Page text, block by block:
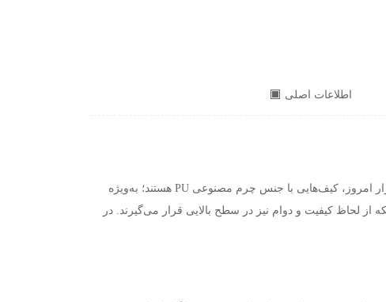
اطلاعات اصلی
امروز، کیف‌هایی با جنس چرم مصنوعی PU هستند؛ به‌ویژه
از لحاظ کیفیت و دوام نیز در سطح بالایی قرار می‌گیرند. در